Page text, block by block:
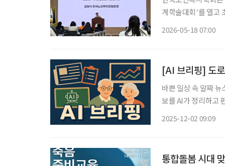
계학술대회’를 열고
2026-05-18 07:00
[AI 브리핑] 도
바쁜 일상 속 알짜
보를 AI가 정리하고 편집국 기자
2025-12-02 09:09
통합돌봄 시대